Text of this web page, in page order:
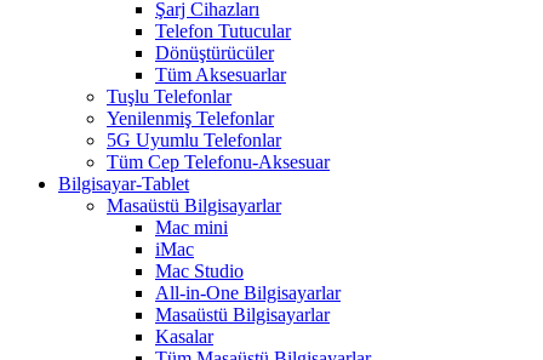
Şarj Cihazları
Telefon Tutucular
Dönüştürücüler
Tüm Aksesuarlar
Tuşlu Telefonlar
Yenilenmiş Telefonlar
5G Uyumlu Telefonlar
Tüm Cep Telefonu-Aksesuar
Bilgisayar-Tablet
Masaüstü Bilgisayarlar
Mac mini
iMac
Mac Studio
All-in-One Bilgisayarlar
Masaüstü Bilgisayarlar
Kasalar